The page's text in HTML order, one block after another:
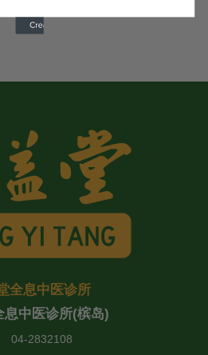
全息中医诊所
息中医诊所(槟岛)
04-2832108